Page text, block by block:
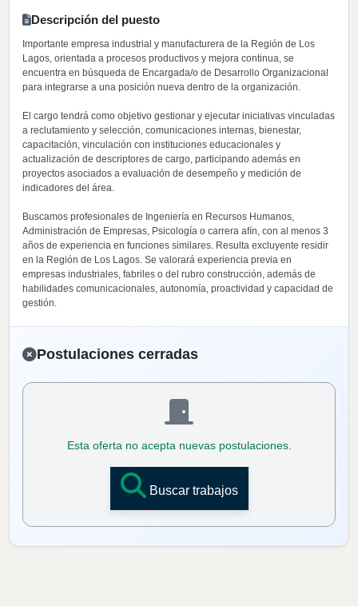
Descripción del puesto
Importante empresa industrial y manufacturera de la Región de Los
Lagos, orientada a procesos productivos y mejora continua, se
encuentra en búsqueda de Encargada/o de Desarrollo Organizacional
para integrarse a una posición nueva dentro de la organización.
El cargo tendrá como objetivo gestionar y ejecutar iniciativas vinculadas
a reclutamiento y selección, comunicaciones internas, bienestar,
capacitación, vinculación con instituciones educacionales y
actualización de descriptores de cargo, participando además en
proyectos asociados a evaluación de desempeño y medición de
indicadores del área.
Buscamos profesionales de Ingeniería en Recursos Humanos,
Administración de Empresas, Psicología o carrera afín, con al menos 3
años de experiencia en funciones similares. Resulta excluyente residir
en la Región de Los Lagos. Se valorará experiencia previa en
empresas industriales, fabriles o del rubro construcción, además de
habilidades comunicacionales, autonomía, proactividad y capacidad de
gestión.
Postulaciones cerradas
Esta oferta no acepta nuevas postulaciones.
Buscar trabajos